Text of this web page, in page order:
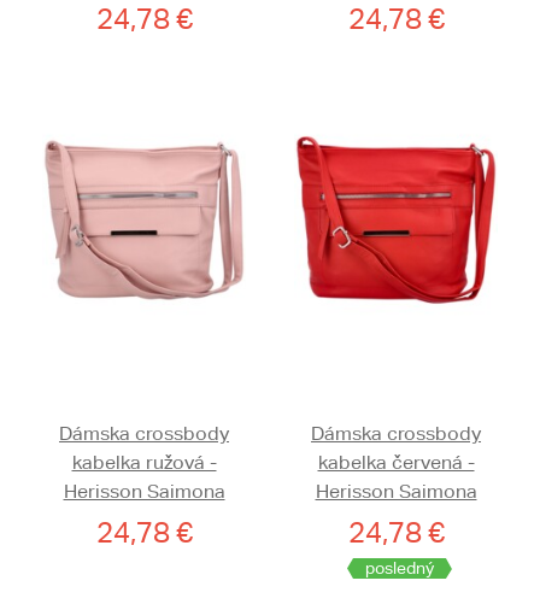
24,78 € 24,78 €
Dámska crossbody
kabelka ružová -
Herisson Saimona
24,78 €
Dámska crossbody
kabelka červená -
Herisson Saimona
24,78 €
posledný